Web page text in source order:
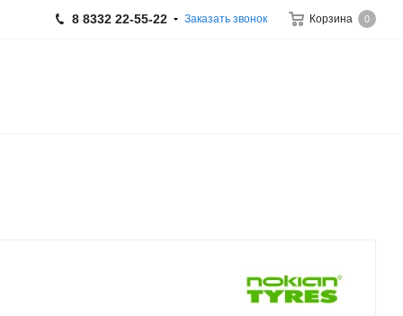
Корзина 0
8 8332 22-55-22 Заказать звонок